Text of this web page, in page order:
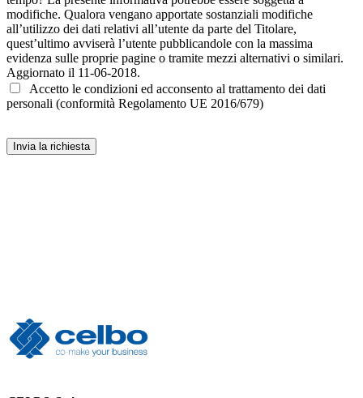
Accetto le condizioni ed acconsento al trattamento dei dati
personali (conformità Regolamento UE 2016/679)
Invia la richiesta